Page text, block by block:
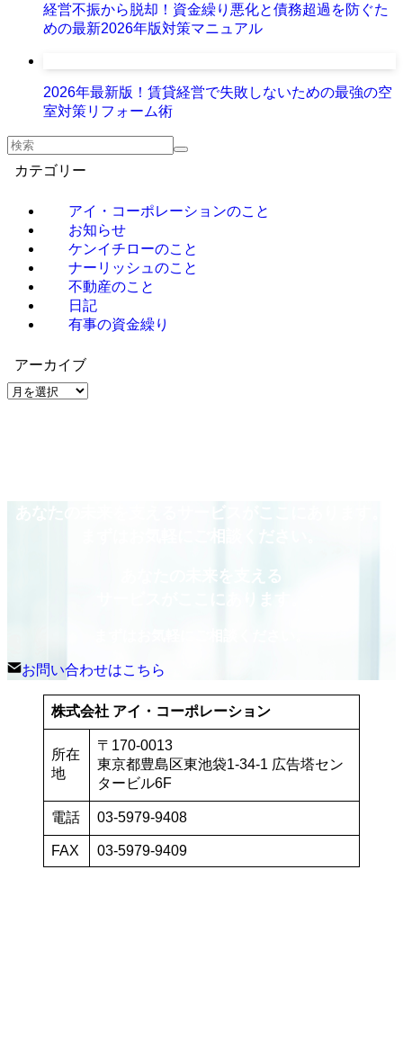
経営不振から脱却！資金繰り悪化と債務超過を防ぐた
めの最新2026年版対策マニュアル
2026年最新版！賃貸経営で失敗しないための最強の空
室対策リフォーム術
カテゴリー
アイ・コーポレーションのこと
お知らせ
ケンイチローのこと
ナーリッシュのこと
不動産のこと
日記
有事の資金繰り
アーカイブ
ア
あなたの未来を支えるサービスがここにあります。
まずはお気軽にご相談ください。
あなたの未来を支える
サービスがここにあります。
お問い合わせはこちら
株式会社 アイ・コーポレーション
所在
地
〒170-0013
東京都豊島区東池袋1-34-1 広告塔セン
タービル6F
電話 03-5979-9408
FAX 03-5979-9409